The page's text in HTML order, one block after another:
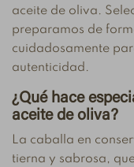
aceite de oliva.
preparamos de
cuidadosamente
autenticidad.
¿Qué hace
aceite de oliva?
La caballa en
tierna y sabrosa,